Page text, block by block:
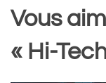
Vous
« Hi-